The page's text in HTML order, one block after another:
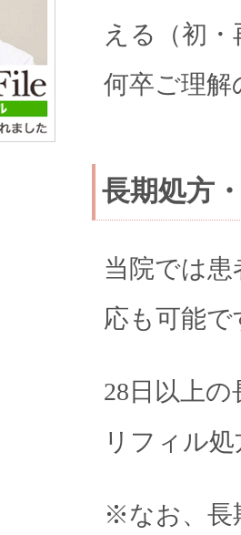
える（初
何卒ご理
長期処方
当院では
応も可能で
28日以上
リフィル
※なお、長